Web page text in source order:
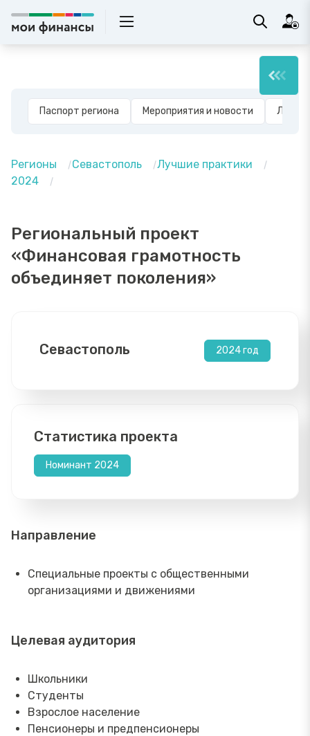
Паспорт региона Мероприятия и новости
Регионы Севастополь
Лучшие практики
2024
Региональный проект
«Финансовая грамотность
объединяет поколения»
Севастополь 2024 год
Статистика проекта
Номинант 2024
Направление
Специальные проекты с общественными
организациями и движениями
Целевая аудитория
Школьники
Студенты
Взрослое население
Пенсионеры и предпенсионеры